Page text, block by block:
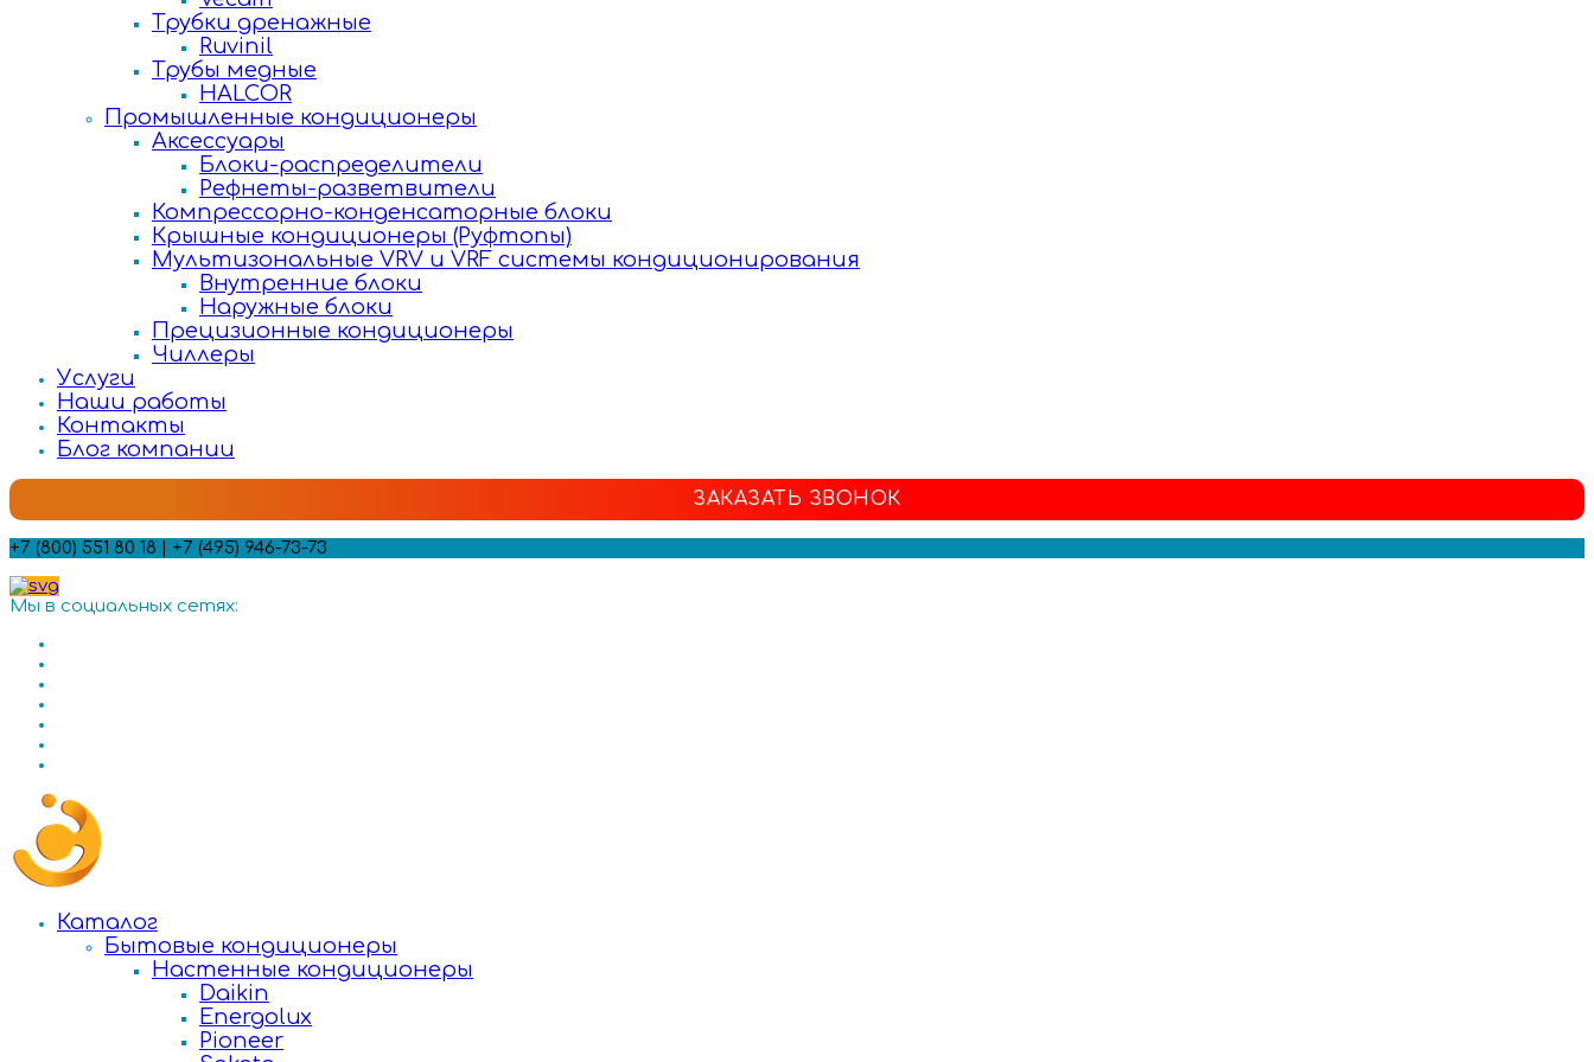
Трубки дренажные
Ruvinil
Трубы медные
HALCOR
Промышленные кондиционеры
Аксессуары
Блоки-распределители
Рефнеты-разветвители
Компрессорно-конденсаторные блоки
Крышные кондиционеры (Руфтопы)
Мультизональные VRV и VRF системы кондиционирования
Внутренние блоки
Наружные блоки
Прецизионные кондиционеры
Чиллеры
Услуги
Наши работы
Контакты
Блог компании
ЗАКАЗАТЬ ЗВОНОК
+7 (800) 551 80 18 | +7 (495) 946-73-73
Мы в социальных сетях:
Каталог
Бытовые кондиционеры
Настенные кондиционеры
Daikin
Energolux
Pioneer